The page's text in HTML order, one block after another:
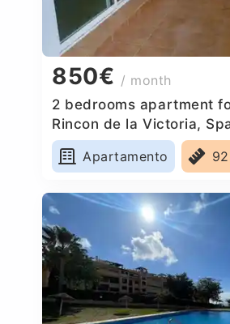
850€ / month
2 bedrooms apartment
Rincon de la Victoria,
Apartamento